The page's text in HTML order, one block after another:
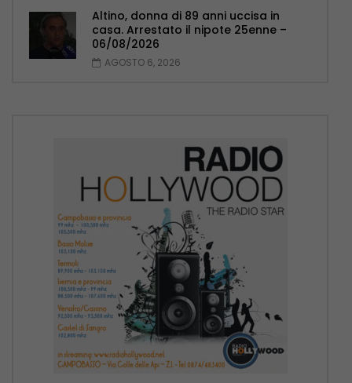
Altino, donna di 89 anni uccisa in
casa. Arrestato il nipote 25enne –
06/08/2026
AGOSTO 6, 2026